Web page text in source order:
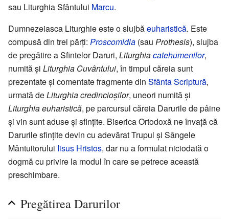
sau Liturghia Sfântului Marcu.
Dumnezeiasca Liturghie este o slujbăeuharistică. Este
compusă din trei părți: Proscomidia (sau Prothesis), slujba
de pregătire a Sfintelor Daruri, Liturghiacatehumenilor,
numită și Liturghia Cuvântului, în timpul căreia sunt
prezentate și comentate fragmente din Sfânta Scriptură,
urmată deLiturghia credincioșilor, uneori numită și
Liturghia euharistică, pe parcursul căreia Darurile de pâine
și vin sunt aduse și sfințite. Biserica Ortodoxă ne învață că
Darurile sfințite devin cu adevărat Trupul și Sângele
Mântuitorului Iisus Hristos, dar nu a formulat niciodată o
dogmă cu privire la modul în care se petrece această
preschimbare.
Pregătirea Darurilor